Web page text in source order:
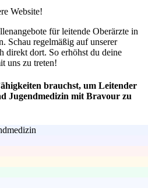
Website!
für leitende Oberärzte in
Schau regelmäßig auf unserer
direkt dort. So erhöhst du deine
uns zu treten!
brauchst, um Leitender
Jugendmedizin mit Bravour zu